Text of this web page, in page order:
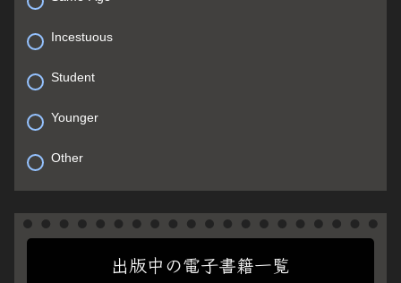
Incestuous
Student
Younger
Other
出版中の電子書籍一覧